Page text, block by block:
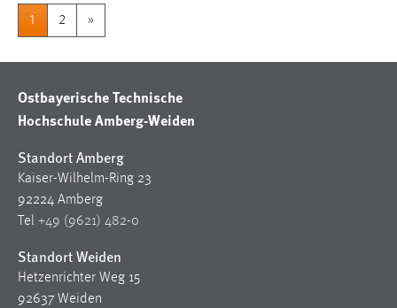
1 2 »
Ostbayerische Technische
Hochschule Amberg-Weiden
Standort Amberg
Kaiser-Wilhelm-Ring 23
92224 Amberg
Tel +49 (9621) 482-0
Standort Weiden
Hetzenrichter Weg 15
92637 Weiden